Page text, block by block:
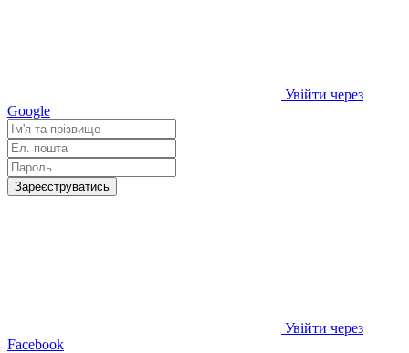
Увійти через
Google
Зареєструватись
Увійти через
Facebook